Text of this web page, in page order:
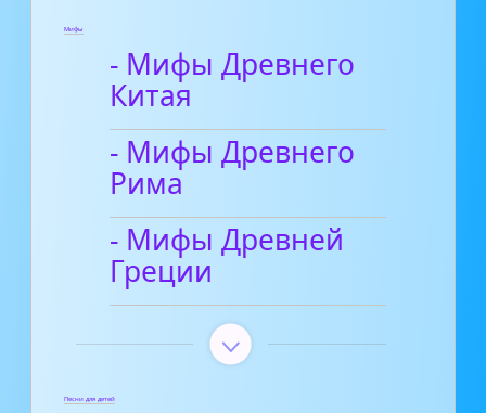
Мифы
- Мифы Древнего
Китая
- Мифы Древнего
Рима
- Мифы Древней
Греции
Песни для детей